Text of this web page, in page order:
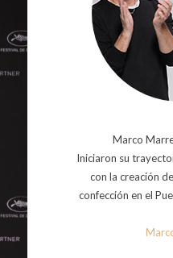
Marco
Iniciaron su
con la creación
confección en el